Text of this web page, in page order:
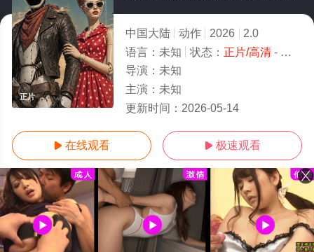
正片
中国大陆 动作 2026
2.0
语言： 未知 状态： 正片/高清- 免费在线观看
导演： 未知
主演： 未知
更新时间： 2026-05-14
 在线观看  极速观看